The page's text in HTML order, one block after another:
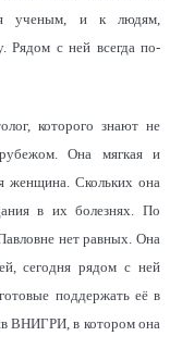
ученым, и к людям,
Рядом с ней всегда по-
которого знают не
Она мягкая и
женщина. Скольких она
в их болезнях. По
нет равных. Она
сегодня рядом с ней
поддержать её в
ВНИГРИ, в котором она